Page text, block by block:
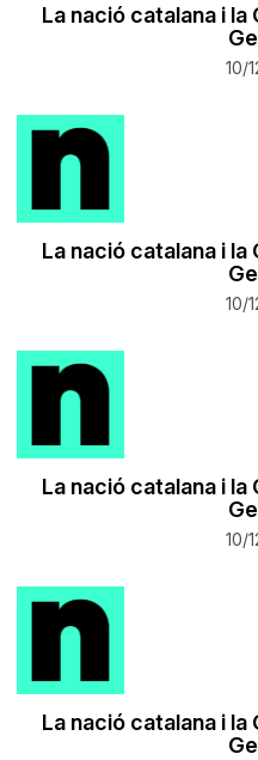
La nació catalana i
10/
La nació catalana i
10/
La nació catalana i
10/
La nació catalana i